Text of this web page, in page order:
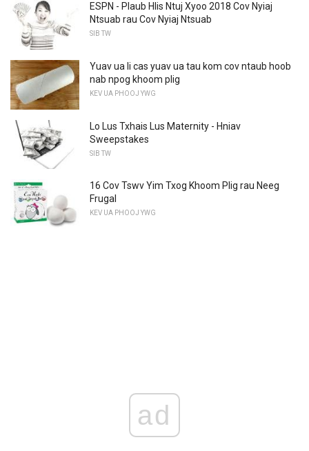
ESPN - Plaub Hlis Ntuj Xyoo 2018 Cov Nyiaj
Ntsuab rau Cov Nyiaj Ntsuab
SIB TW
Yuav ua li cas yuav ua tau kom cov ntaub hoob
nab npog khoom plig
KEV UA PHOOJ YWG
Lo Lus Txhais Lus Maternity - Hniav
Sweepstakes
SIB TW
16 Cov Tswv Yim Txog Khoom Plig rau Neeg
Frugal
KEV UA PHOOJ YWG
ad